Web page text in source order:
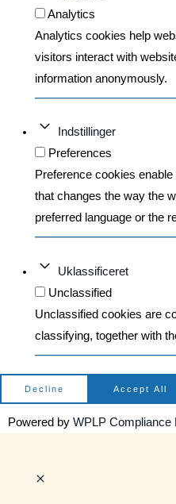
Analytics
Analytics cookies help
visitors interact with
information anonymously.
Indstillinger
Preferences
Preference cookies
that changes the way the
preferred language or the
Uklassificeret
Unclassified
Unclassified cookies are
classifying, together with
Decline Accept All
Powered by WPLP Compliance